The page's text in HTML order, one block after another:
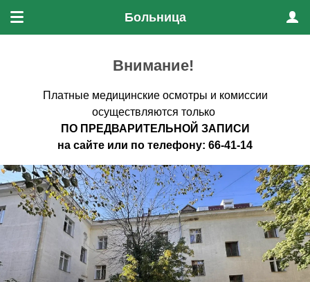
Меню
Больница
Внимание!
Платные медицинские осмотры и комиссии
осуществляются только
ПО ПРЕДВАРИТЕЛЬНОЙ ЗАПИСИ
на сайте или по телефону: 66-41-14